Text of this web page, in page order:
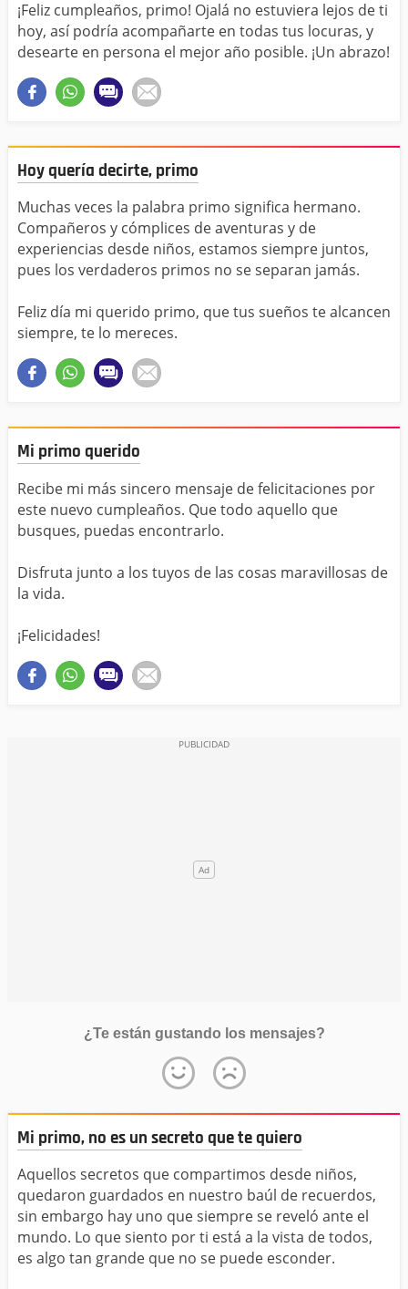
¡Feliz cumpleaños, primo! Ojalá no estuviera lejos de ti
hoy, así podría acompañarte en todas tus locuras, y
desearte en persona el mejor año posible. ¡Un abrazo!
Hoy quería decirte, primo
Muchas veces la palabra primo significa hermano.
Compañeros y cómplices de aventuras y de
experiencias desde niños, estamos siempre juntos,
pues los verdaderos primos no se separan jamás.
Feliz día mi querido primo, que tus sueños te alcancen
siempre, te lo mereces.
Mi primo querido
Recibe mi más sincero mensaje de felicitaciones por
este nuevo cumpleaños. Que todo aquello que
busques, puedas encontrarlo.
Disfruta junto a los tuyos de las cosas maravillosas de
la vida.
¡Felicidades!
¿Te están gustando los mensajes?
Mi primo, no es un secreto que te quiero
Aquellos secretos que compartimos desde niños,
quedaron guardados en nuestro baúl de recuerdos,
sin embargo hay uno que siempre se reveló ante el
mundo. Lo que siento por ti está a la vista de todos,
es algo tan grande que no se puede esconder.